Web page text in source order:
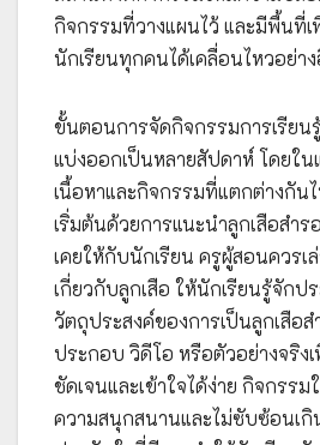
กิจกรรมที่วางแผนไว้ และมีพื้นที่
นักเรียนทุกคนได้เคลื่อนไหวอย่าง
ขั้นตอนการจัดกิจกรรมการเรียน
แบ่งออกเป็นหลายสัปดาห์ โดยใ
เนื้อหาและกิจกรรมที่แตกต่างกัน
เริ่มต้นด้วยการแนะนำลูกเสือสำร
เคยให้กับนักเรียน ครูผู้สอนควรเ
เกี่ยวกับลูกเสือ ให้นักเรียนรู้จักป
วัตถุประสงค์ของการเป็นลูกเสือส
ประกอบ วิดีโอ หรือตัวอย่างจริง
ชัดเจนและเข้าใจได้ง่าย กิจกรร
ความสนุกสนานและไม่ซับซ้อนเกิ